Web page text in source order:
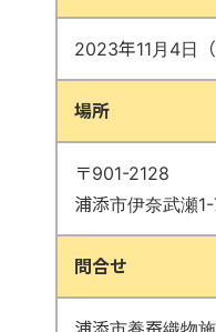
2023年11月4日
場所
〒901-2128
浦添市伊奈武瀬
問合せ